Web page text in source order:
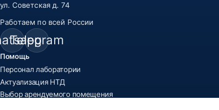
ул. Советская д. 74
Работаем по всей России
Telegram
Помощь
Персонал лаборатории
Актуализация НТД
Выбор арендуемого помещения